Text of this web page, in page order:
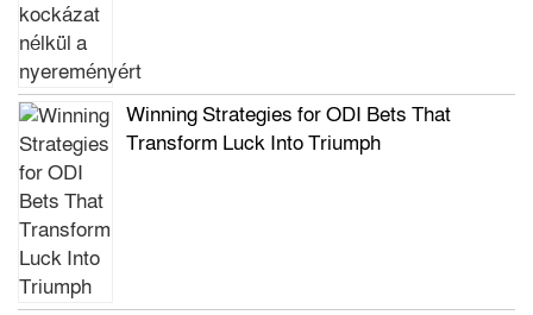
Winning Strategies for ODI Bets That
Transform Luck Into Triumph